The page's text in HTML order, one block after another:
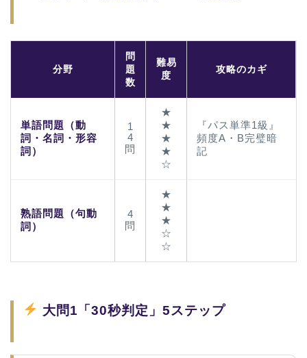
分野
問
題
数
難易
度
攻略のカギ
単語問題（動
詞・名詞・形容
詞）
1
4
問
★
★
★
★
☆
『パス単準1級』
頻度A・B完璧暗
記
熟語問題（句動
詞）
4
問
★
★
★
☆
☆
大問1「30秒判定」5ステップ